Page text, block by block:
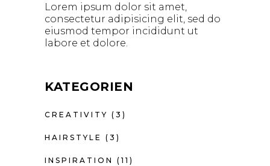
Lorem ipsum dolor sit amet,
consectetur adipisicing elit, sed do
eiusmod tempor incididunt ut
labore et dolore.
KATEGORIEN
CREATIVITY (3)
HAIRSTYLE (3)
INSPIRATION (11)